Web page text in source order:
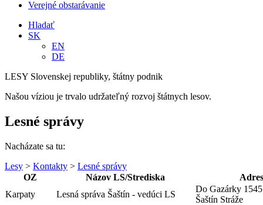
Verejné obstarávanie
Hladať
SK
EN
DE
LESY Slovenskej republiky, štátny podnik
Našou víziou je trvalo udržateľný rozvoj štátnych lesov.
Lesné správy
Nacházate sa tu:
Lesy > Kontakty > Lesné správy
OZ
Názov LS/Strediska
Karpaty
Lesná správa Šaštín - vedúci LS
Do Gazárky
Šaštín Stráže